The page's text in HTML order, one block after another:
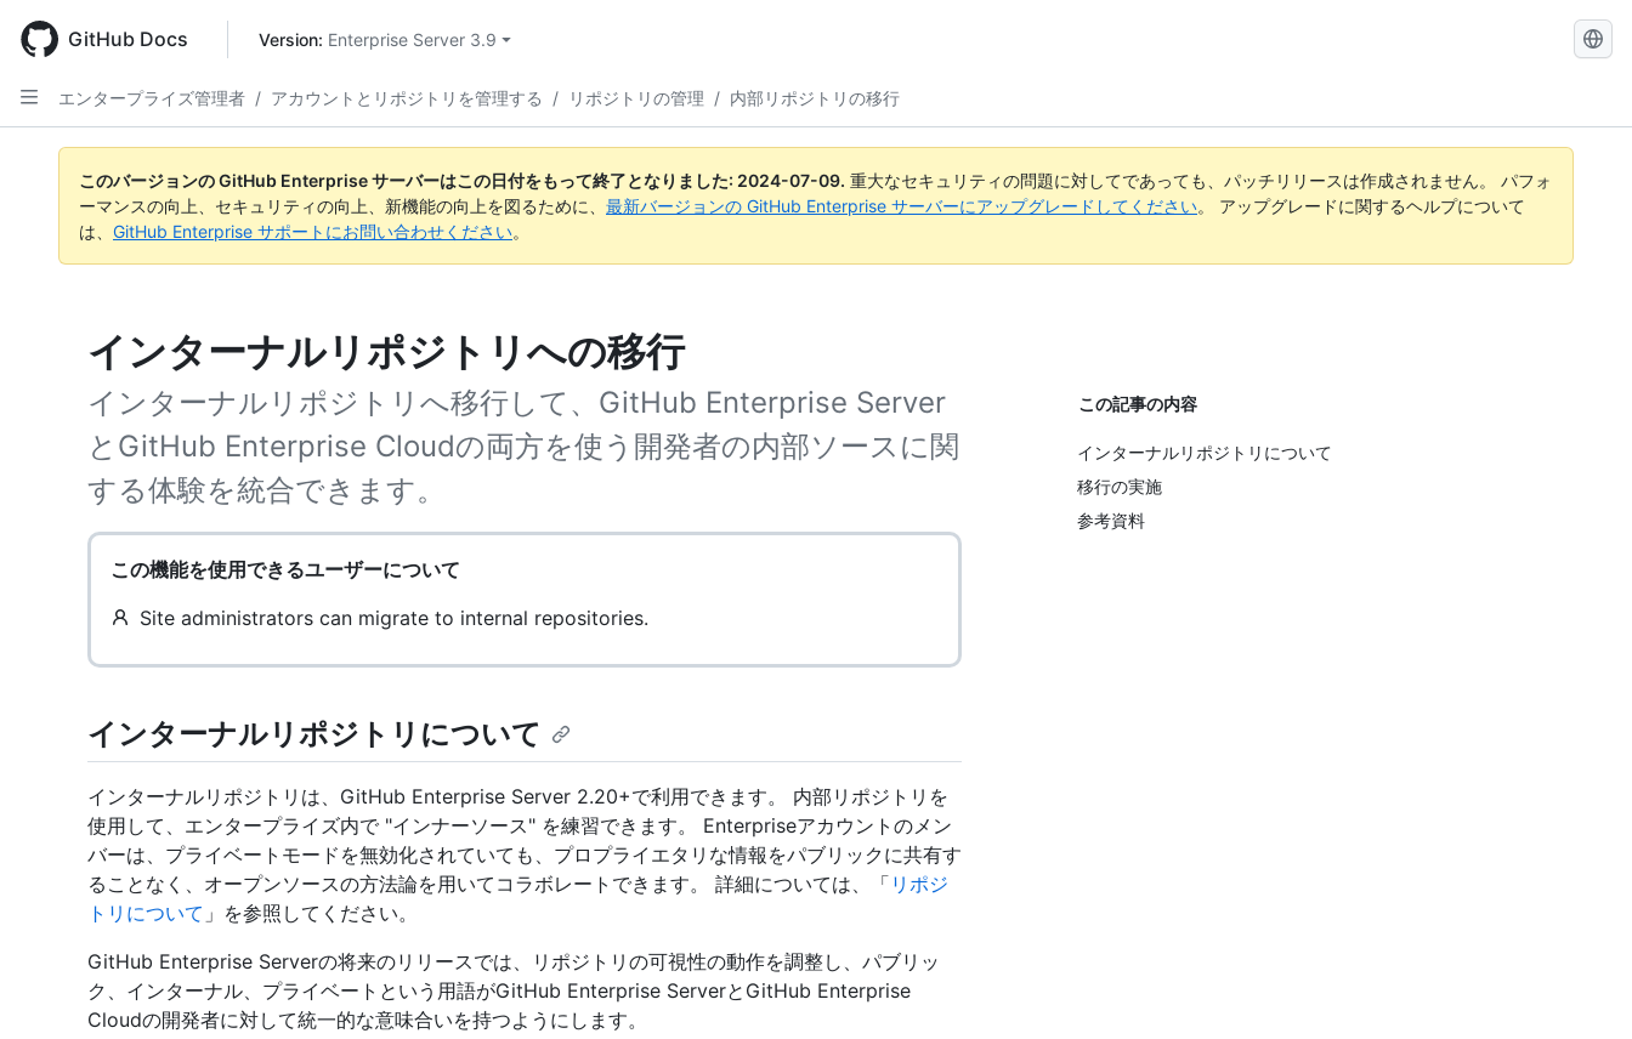
main
content
GitHub Docs Version: Enterprise Server 3.9
GitHub
検
索
エンタープライズ管理者 / アカウントとリポジトリを管理する / リポジトリの管理 / 内部リポジトリの移行
このバージョンの GitHub Enterprise サーバーはこの日付をもって終了となりました: 2024-07-09. 重大なセキュリティの問題に対してであっても、パッチリリースは作成されません。 パフォ
ーマンスの向上、セキュリティの向上、新機能の向上を図るために、 最新バージョンの GitHub Enterprise サーバーにアップグレードしてください。 アップグレードに関するヘルプについて
は、 GitHub Enterprise サポートにお問い合わせください。
インターナルリポジトリへの移行
インターナルリポジトリへ移行して、GitHub Enterprise Server
とGitHub Enterprise Cloudの両方を使う開発者の内部ソースに関
する体験を統合できます。
この機能を使用できるユーザーについて
Site administrators can migrate to internal repositories.
この記事の内容
インターナルリポジトリについて
移行の実施
参考資料
インターナルリポジトリについて
インターナルリポジトリは、GitHub Enterprise Server 2.20+で利用できます。 内部リポジトリを
使用して、エンタープライズ内で "インナーソース" を練習できます。 Enterpriseアカウントのメン
バーは、プライベートモードを無効化されていても、プロプライエタリな情報をパブリックに共有す
ることなく、オープンソースの方法論を用いてコラボレートできます。 詳細については、「 リポジ
トリについて 」を参照してください。
GitHub Enterprise Serverの将来のリリースでは、リポジトリの可視性の動作を調整し、パブリッ
ク、インターナル、プライベートという用語がGitHub Enterprise ServerとGitHub Enterprise
Cloudの開発者に対して統一的な意味合いを持つようにします。